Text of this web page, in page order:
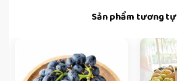
Sản phẩm tương tự